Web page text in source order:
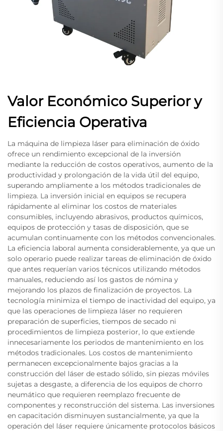
Valor Económico Superior y
Eficiencia Operativa
La máquina de limpieza láser para eliminación de óxido
ofrece un rendimiento excepcional de la inversión
mediante la reducción de costos operativos, aumento de la
productividad y prolongación de la vida útil del equipo,
superando ampliamente a los métodos tradicionales de
limpieza. La inversión inicial en equipos se recupera
rápidamente al eliminar los costos de materiales
consumibles, incluyendo abrasivos, productos químicos,
equipos de protección y tasas de disposición, que se
acumulan continuamente con los métodos convencionales.
La eficiencia laboral aumenta considerablemente, ya que un
solo operario puede realizar tareas de eliminación de óxido
que antes requerían varios técnicos utilizando métodos
manuales, reduciendo así los gastos de nómina y
mejorando los plazos de finalización de proyectos. La
tecnología minimiza el tiempo de inactividad del equipo, ya
que las operaciones de limpieza láser no requieren
preparación de superficies, tiempos de secado ni
procedimientos de limpieza posterior, lo que extiende
innecesariamente los periodos de mantenimiento en los
métodos tradicionales. Los costos de mantenimiento
permanecen excepcionalmente bajos gracias a la
construcción del láser de estado sólido, sin piezas móviles
sujetas a desgaste, a diferencia de los equipos de chorro
neumático que requieren reemplazo frecuente de
componentes y reconstrucción del sistema. Las inversiones
en capacitación disminuyen sustancialmente, ya que la
operación del láser requiere únicamente protocolos básicos